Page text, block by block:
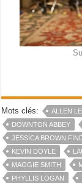
Mots clés: ALLEN
DOWNTON ABBEY
JESSICA BROWN
KEVIN DOYLE
MAGGIE SMITH
PHYLLIS LOGAN